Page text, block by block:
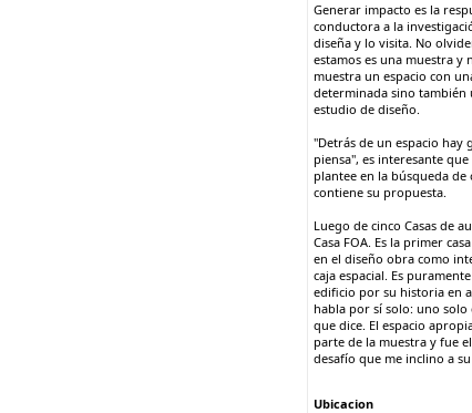
Generar impacto es la
conductora a la
diseña y lo visita. No
estamos es una muestra y
muestra un espacio con
determinada sino también
estudio de diseño.
"Detrás de un espacio hay
piensa", es interesante
plantee en la búsqueda de
contiene su propuesta.
Luego de cinco Casas de
Casa FOA. Es la primer
en el diseño obra como
caja espacial. Es
edificio por su historia en
habla por sí solo: uno
que dice. El espacio
parte de la muestra y fue
desafío que me inclino a
Ubicacion